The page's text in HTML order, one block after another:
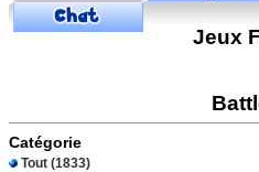
Jeux
Catégorie
Tout (1833)